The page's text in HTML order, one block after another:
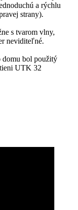
a rýchlu
strany).
s tvarom vlny,
neviditeľné.
domu bol použitý
UTK 32